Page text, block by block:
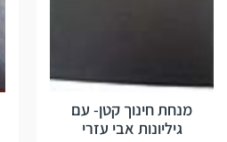
מנחת חינוך קטן- עם
גיליונות אבי עזרי